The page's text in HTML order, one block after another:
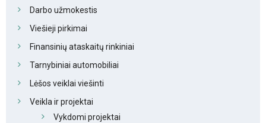
Darbo užmokestis
Viešieji pirkimai
Finansinių ataskaitų rinkiniai
Tarnybiniai automobiliai
Lėšos veiklai viešinti
Veikla ir projektai
Vykdomi projektai